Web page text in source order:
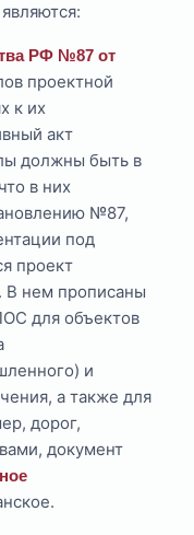
РФ №87 от
проектной
к их
акт
должны быть в
в них
№87,
под
проект
В нем прописаны
для объектов
и
а также для
дорог,
документ